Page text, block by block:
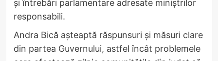
și întrebări parlamentare adresate miniștrilor
responsabili.
Andra Bică așteaptă răspunsuri și măsuri clare
din partea Guvernului, astfel încât problemele